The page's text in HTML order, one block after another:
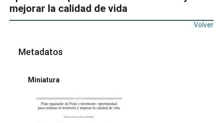
mejorar la calidad de vida
Volver
Metadatos
Miniatura